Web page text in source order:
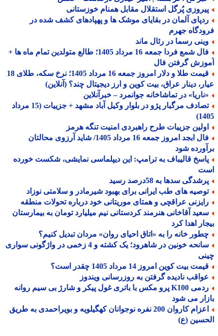
پُرگل استقلال مقابل همنام خوزستانی
آلمان در بقایای موشک ها و پهپادهای کشف شده در
جهرم
رسما در رئال ماند
فال شمع فردا جمعه 16 مرداد 1405؛ طالع متولدین تمام ماه ها +
گرفتن فال
قیمت طلا و دلار امروز جمعه 16 مرداد 1405؛ نرخ سکه، طلای 18
دینار عراق، بیت کوین و ارز دیجیتال چند؟ (آنلاین)
در تماشاخانه جوانمرد – خبرآنلاین
تصادف مرگبار پژو در بلوار وکیل آباد مشهد + جزییات (15 مرداد
جزییات طرح راهبردی امنیت تنگه هرمز
فال ابجد امروز جمعه 16 مرداد 1405/ شاید آرزوی محالتان
شود
قالیباف به ترامپ: این دیپلماسی نمایشی، شکست خورده
سدها به 58درصد رسید
های طب ایرانی برای بهبود شیرمادر و سلامتی نوزاد
عراقچی و همتای موریتانی خود درباره تحولات منطقه
آقاخانی هنرمند کردستانی نیم میلیارد تومان به بیمارستان
اهدا کرد
خانه را به «اتاق احیای روان» مردان تبدیل کنیم؟
سانحه خونین در شاهرود؛ یک کشته و 4 زخمی در واژگونی سواری
بیت کوین امروز 14 مرداد 1405 چقدر است؟
نادیده گرفتن به روزرسانی ویندوز
ردمی K100 پرو مکس با باتری غول پیکر و شارژ بی سیم روانه
می شود
اعزام کاروان 200 نفره نوجوانان کهگیلویه و بویراحمدی به طریق
(ع)